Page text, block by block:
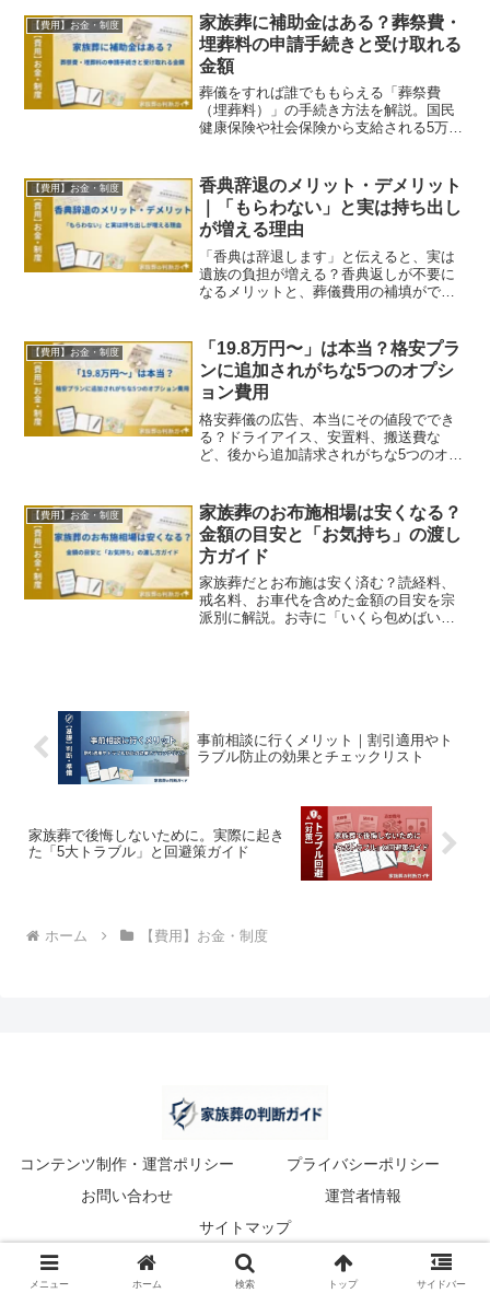
【費用】お金・制度
家族葬に補助金はある？葬祭費・
埋葬料の申請手続きと受け取れる
金額
葬儀をすれば誰でももらえる「葬祭費
（埋葬料）」の手続き方法を解説。国民
健康保険や社会保険から支給される5万
う。
【費用】お金・制度
香典辞退のメリット・デメリット
｜「もらわない」と実は持ち出し
が増える理由
「香典は辞退します」と伝えると、実は
遺族の負担が増える？香典返しが不要に
なるメリットと、葬儀費用の補填ができ
【費用】お金・制度
「19.8万円〜」は本当？格安プラ
ンに追加されがちな5つのオプシ
ョン費用
格安葬儀の広告、本当にその値段ででき
る？ドライアイス、安置料、搬送費な
ど、後から追加請求されがちな5つのオプ
【費用】お金・制度
家族葬のお布施相場は安くなる？
金額の目安と「お気持ち」の渡し
方ガイド
家族葬だとお布施は安く済む？読経料、
戒名料、お車代を含めた金額の目安を宗
派別に解説。お寺に「いくら包めばいい
事前相談に行くメリット｜割引適用やト
ラブル防止の効果とチェックリスト
家族葬で後悔しないために。実際に起き
た「5大トラブル」と回避策ガイド
ホーム 【費用】お金・制度
コンテンツ制作・運営ポリシー
プライバシーポリシー
お問い合わせ
運営者情報
サイトマップ
© 2026 家族葬の判断ガイド.
メニュー ホーム 検索 トップ サイドバー